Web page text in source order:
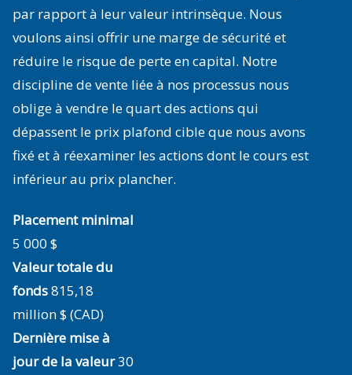
par rapport à leur valeur intrinsèque. Nous
voulons ainsi offrir une marge de sécurité et
réduire le risque de perte en capital. Notre
discipline de vente liée à nos processus nous
oblige à vendre le quart des actions qui
dépassent le prix plafond cible que nous avons
fixé et à réexaminer les actions dont le cours est
inférieur au prix plancher.
Placement minimal
5 000 $
Valeur totale du
fonds815,18
million $ (CAD)
Dernière mise à
jour de la valeur30